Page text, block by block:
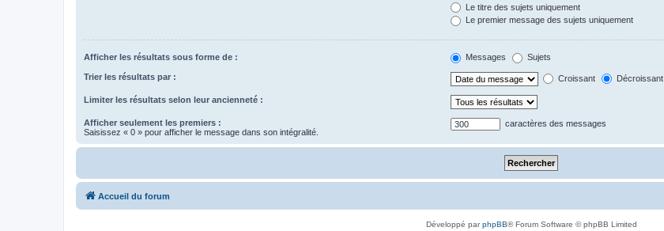
Le titre des sujets uniquement
Le premier message des sujets uniquement
Afficher les résultats sous forme de : Messages Sujets
Trier les résultats par : Croissant Décroissant
Limiter les résultats selon leur ancienneté :
Afficher seulement les premiers :
Saisissez « 0 » pour afficher le message dans son intégralité.
caractères des messages
Accueil du forum
Développé parphpBB® Forum Software © phpBB Limited